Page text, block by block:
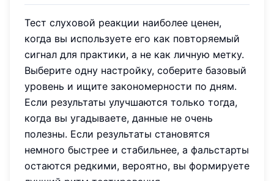
Тест слуховой реакции наиболее ценен,
когда вы используете его как повторяемый
сигнал для практики, а не как личную метку.
Выберите одну настройку, соберите базовый
уровень и ищите закономерности по дням.
Если результаты улучшаются только тогда,
когда вы угадываете, данные не очень
полезны. Если результаты становятся
немного быстрее и стабильнее, а фальстарты
остаются редкими, вероятно, вы формируете